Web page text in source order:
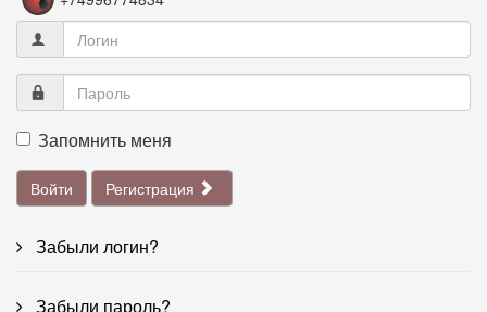
Запомнить меня
Войти Регистрация
Забыли логин?
Забыли пароль?